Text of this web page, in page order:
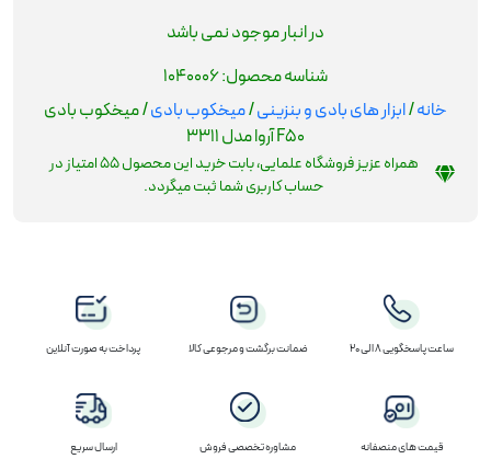
در انبار موجود نمی باشد
شناسه محصول:1040006
خانه/ابزار های بادی و بنزینی/میخکوب بادی/ میخکوب بادی
F50 آروا مدل 3311
همراه عزیز فروشگاه علمایی، بابت خرید این محصول55امتیاز در
حساب کاربری شما ثبت میگردد.
ساعت پاسخگویی 8 الی 20 ضمانت برگشت و مرجوعی کالا پرداخت به صورت آنلاین
قیمت های منصفانه مشاوره تخصصی فروش ارسال سریع